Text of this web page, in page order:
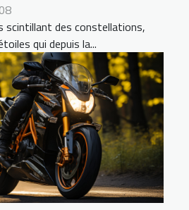
scintillant des constellations,
qui depuis la...